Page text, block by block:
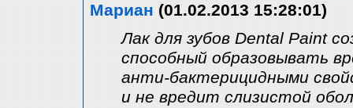
Мариан (01.02.2013 15:28:01)
Лак для зубов Dental Paint
способный образовывать
анти-бактерицидными
и не вредит слизистой